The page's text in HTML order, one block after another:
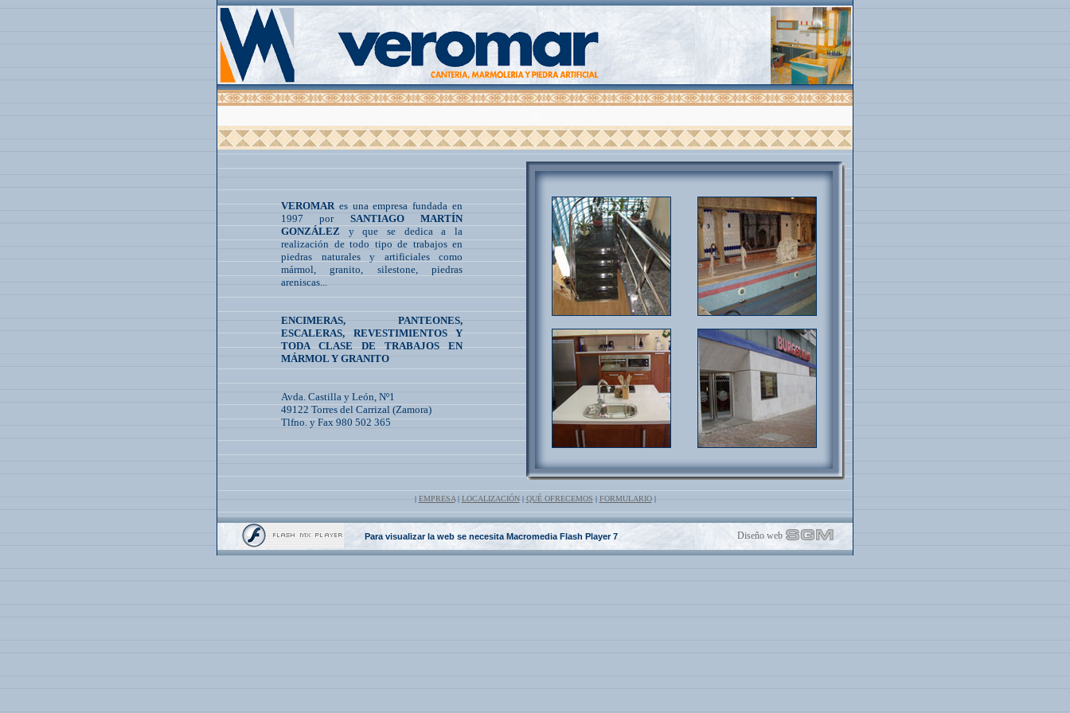
VEROMARes una empresa fundada en
1997 por SANTIAGO MARTÍN
GONZÁLEZ y que se dedica a la
realización de todo tipo de trabajos en
piedras naturales y artificiales como
mármol, granito, silestone, piedras
areniscas...
ENCIMERAS, PANTEONES,
ESCALERAS, REVESTIMIENTOS Y
TODA CLASE DE TRABAJOS EN
MÁRMOL Y GRANITO
Avda. Castilla y León, Nº1
49122 Torres del Carrizal (Zamora)
Tlfno. y Fax 980 502 365
| EMPRESA| LOCALIZACIÓN| QUÉ OFRECEMOS | FORMULARIO|
Para visualizar la web se necesita Macromedia Flash Player 7 Diseño web